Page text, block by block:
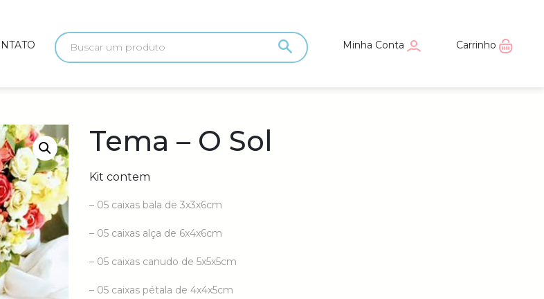
Minha Conta Carrinho
Tema – O Sol
Kit contem
– 05 caixas bala de 3x3x6cm
– 05 caixas alça de 6x4x6cm
– 05 caixas canudo de 5x5x5cm
– 05 caixas pétala de 4x4x5cm